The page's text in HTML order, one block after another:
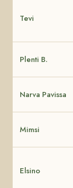
Tevi
Plenti B.
Narva Pavissa
Mimsi
Elsino